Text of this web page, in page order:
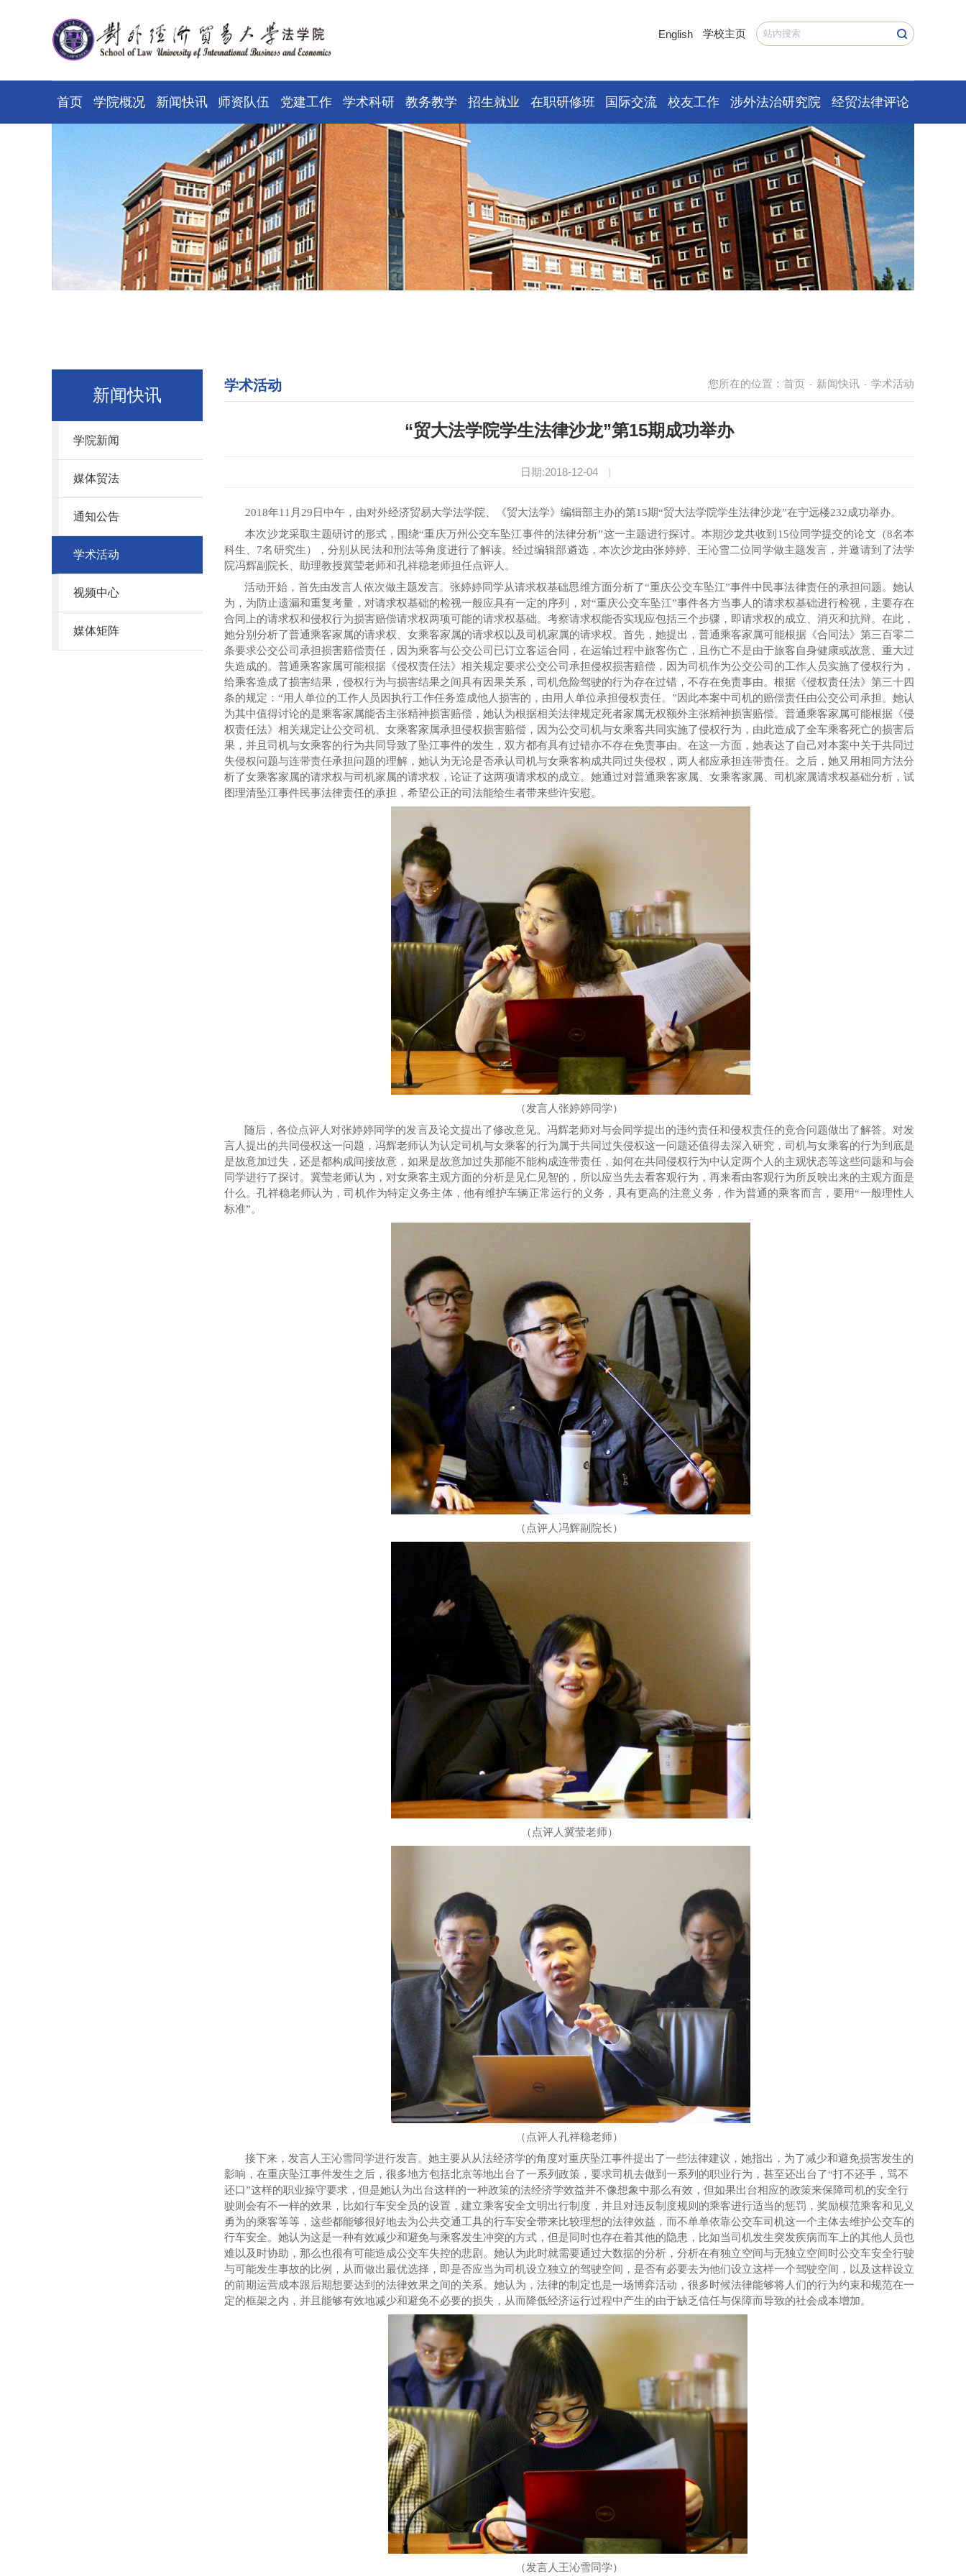
English 学校主页
首页 学院概况 新闻快讯 师资队伍 党建工作 学术科研 教务教学 招生就业 在职研修班 国际交流 校友工作 涉外法治研究院 经贸法律评论
新闻快讯
学院新闻
媒体贸法
通知公告
学术活动
视频中心
媒体矩阵
您所在的位置： 首页 - 新闻快讯 - 学术活动
学术活动
“贸大法学院学生法律沙龙”第15期成功举办
日期:2018-12-04
2018年11月29 日中午，由对外经济贸易大学法学院、《贸大法学》编辑部主办的第15期“贸大法学院学生法律沙龙”在宁远楼232成功举办。
本次沙龙采取主题研讨的形式，围绕“重庆万州公交车坠江事件的法律分析”这一主题进行探讨。本期沙龙共收到 15位同学提交的论文（8名本
科生、 7名研究生），分别从民法和刑法等角度进行了解读。经过编辑部遴选，本次沙龙由张婷婷、王沁雪二位同学做主题发言，并邀请到了法学
院冯辉副院长、助理教授冀莹老师和孔祥稳老师担任点评人。
活动开始，首先由发言人依次做主题发言。张婷婷同学从请求权基础思维方面分析了“重庆公交车坠江”事件中民事法律责任的承担问题。她认
为，为防止遗漏和重复考量 ，对请求权基础的检视一般应具有一定的序列，对“重庆公交车坠江”事件各方当事人的请求权基础进行检视，主要存在
合同上的请求权和侵权行为损害赔偿请求权两项可能的请求权基础。考察请求权能否实现应包括三个步骤，即请求权的成立、消灭和抗辩。在此，
她分别分析了普通乘客家属的请求权、女乘客家属的请求权以及司机家属的请求权。首先，她提出，普通乘客家属可能根据《合同法》第三百零二
条要求公交公司承担损害赔偿责任，因为乘客与公交公司已订立客运合同，在运输过程中旅客伤亡，且伤亡不是由于旅客自身健康或故意、重大过
失造成的。普通乘客家属可能根据《侵权责任法》相关规定要求公交公司承担侵权损害赔偿，因为司机作为公交公司的工作人员实施了侵权行为，
给乘客造成了损害结果，侵权行为与损害结果之间具有因果关系，司机危险驾驶的行为存在过错，不存在免责事由。根据《侵权责任法》第三十四
条的规定：“用人单位的工作人员因执行工作任务造成他人损害的，由用人单位承担侵权责任。 ”因此本案中司机的赔偿责任由公交公司承担。她认
为其中值得讨论的是乘客家属能否主张精神损害赔偿，她认为根据相关法律规定死者家属无权额外主张精神损害赔偿。普通乘客家属可能根据《侵
权责任法》相关规定让公交司机、女乘客家属承担侵权损害赔偿，因为公交司机与女乘客共同实施了侵权行为，由此造成了全车乘客死亡的损害后
果，并且司机与女乘客的行为共同导致了坠江事件的发生，双方都有具有过错亦不存在免责事由。在这一方面，她表达了自己对本案中关于共同过
失侵权问题与连带责任承担问题的理解，她认为无论是否承认司机与女乘客构成共同过失侵权，两人都应承担连带责任。之后，她又用相同方法分
析了女乘客家属的请求权与司机家属的请求权，论证了这两项请求权的成立。她通过对普通乘客家属、女乘客家属、司机家属请求权基础分析，试
图理清坠江事件民事法律责任的承担，希望公正的司法能给生者带来些许安慰。
（发言人张婷婷同学）
随后，各位点评人对张婷婷同学的发言及论文提出了修改意见。冯辉老师对与会同学提出的违约责任和侵权责任的竞合问题做出了解答。对发
言人提出的共同侵权这一问题，冯辉老师认为认定司机与女乘客的行为属于共同过失侵权这一问题还值得去深入研究，司机与女乘客的行为到底是
是故意加过失，还是都构成间接故意，如果是故意加过失那能不能构成连带责任，如何在共同侵权行为中认定两个人的主观状态等这些问题和与会
同学进行了探讨。冀莹老师认为，对女乘客主观方面的分析是见仁见智的，所以应当先去看客观行为，再来看由客观行为所反映出来的主观方面是
什么。孔祥稳老师认为，司机作为特定义务主体，他有维护车辆正常运行的义务，具有更高的注意义务，作为普通的乘客而言，要用“一般理性人
标准”。
（点评人冯辉副院长）
（点评人冀莹老师）
（点评人孔祥稳老师）
接下来，发言人王沁雪同学进行发言。她主要从从法经济学的角度对重庆坠江事件提出了一些法律建议，她指出，为了减少和避免损害发生的
影响，在重庆坠江事件发生之后，很多地方包括北京等地出台了一系列政策，要求司机去做到一系列的职业行为，甚至还出台了“打不还手，骂不
还口”这样的职业操守要求，但是她认为出台这样的一种政策的法经济学效益并不像想象中那么有效，但如果出台相应的政策来保障司机的安全行
驶则会有不一样的效果，比如行车安全员的设置，建立乘客安全文明出行制度，并且对违反制度规则的乘客进行适当的惩罚，奖励模范乘客和见义
勇为的乘客等等，这些都能够很好地去为公共交通工具的行车安全带来比较理想的法律效益，而不单单依靠公交车司机这一个主体去维护公交车的
行车安全。她认为这是一种有效减少和避免与乘客发生冲突的方式，但是同时也存在着其他的隐患，比如当司机发生突发疾病而车上的其他人员也
难以及时协助，那么也很有可能造成公交车失控的悲剧。她认为此时就需要通过大数据的分析，分析在有独立空间与无独立空间时公交车安全行驶
与可能发生事故的比例，从而做出最优选择，即是否应当为司机设立独立的驾驶空间，是否有必要去为他们设立这样一个驾驶空间，以及这样设立
的前期运营成本跟后期想要达到的法律效果之间的关系。她认为，法律的制定也是一场博弈活动，很多时候法律能够将人们的行为约束和规范在一
定的框架之内，并且能够有效地减少和避免不必要的损失，从而降低经济运行过程中产生的由于缺乏信任与保障而导致的社会成本增加。
（发言人王沁雪同学）